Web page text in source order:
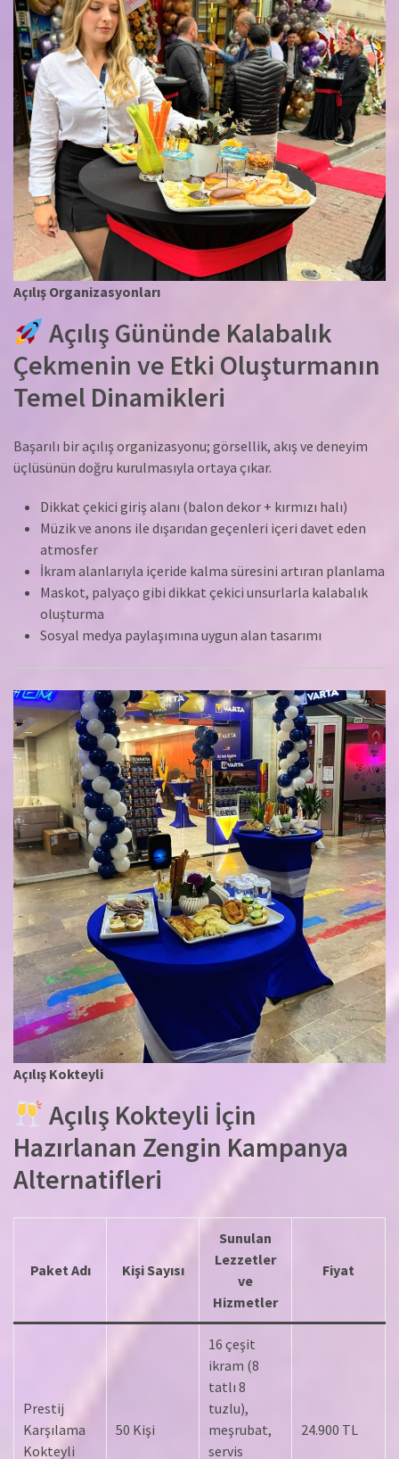
Açılış Organizasyonları
Açılış Gününde Kalabalık
Çekmenin ve Etki Oluşturmanın
Temel Dinamikleri
Başarılı bir açılış organizasyonu; görsellik, akış ve deneyim
üçlüsünün doğru kurulmasıyla ortaya çıkar.
Dikkat çekici giriş alanı (balon dekor + kırmızı halı)
Müzik ve anons ile dışarıdan geçenleri içeri davet eden
atmosfer
İkram alanlarıyla içeride kalma süresini artıran planlama
Maskot, palyaço gibi dikkat çekici unsurlarla kalabalık
oluşturma
Sosyal medya paylaşımına uygun alan tasarımı
Açılış Kokteyli
Açılış Kokteyli İçin
Hazırlanan Zengin Kampanya
Alternatifleri
Paket Adı Kişi Sayısı
Sunulan
Lezzetler
ve
Hizmetler
Fiyat
Prestij
Karşılama
Kokteyli
50 Kişi
16 çeşit
ikram (8
tatlı 8
tuzlu),
meşrubat,
servis
24.900 TL